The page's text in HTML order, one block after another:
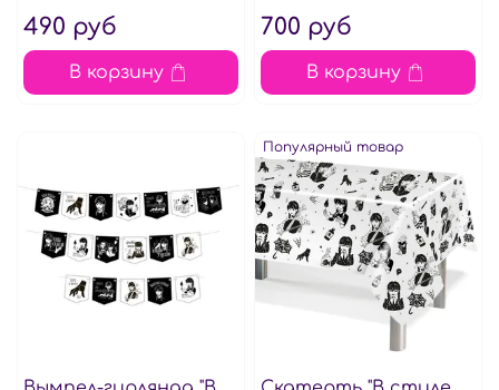
490 руб
В корзину
700 руб
В корзину
Популярный товар